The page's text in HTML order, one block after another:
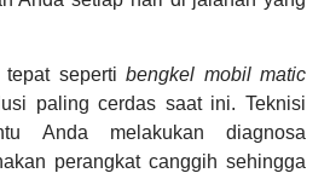
tepat sepertibengkel mobil matic
paling cerdas saat ini. Teknisi
Anda melakukan diagnosa
perangkat canggih sehingga